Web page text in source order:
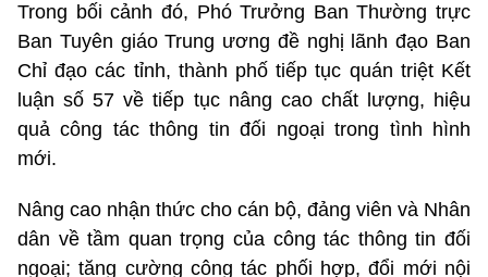
Trong bối cảnh đó, Phó Trưởng Ban Thường trực
Ban Tuyên giáo Trung ương đề nghị lãnh đạo Ban
Chỉ đạo các tỉnh, thành phố tiếp tục quán triệt Kết
luận số 57 về tiếp tục nâng cao chất lượng, hiệu
quả công tác thông tin đối ngoại trong tình hình
mới.
Nâng cao nhận thức cho cán bộ, đảng viên và Nhân
dân về tầm quan trọng của công tác thông tin đối
ngoại; tăng cường công tác phối hợp, đổi mới nội